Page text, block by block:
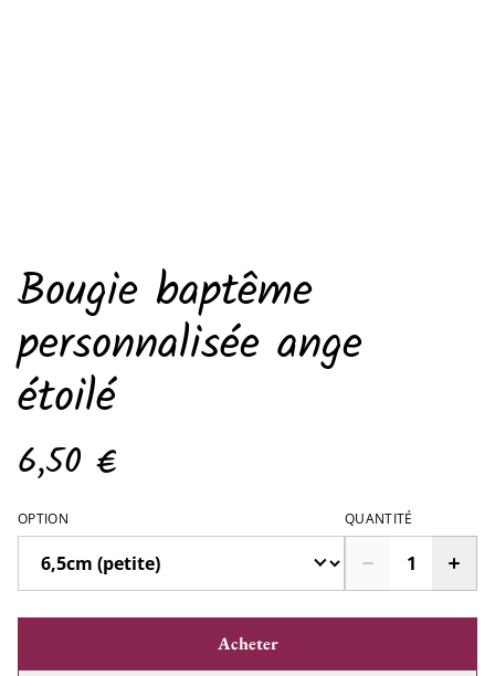
Bougie baptême
personnalisée ange
étoilé
6,50 €
OPTION QUANTITÉ
Acheter